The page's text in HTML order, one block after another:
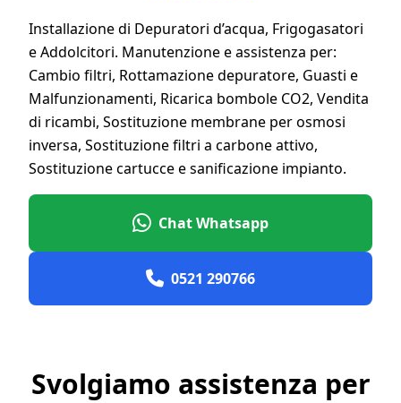
Installazione di Depuratori d’acqua, Frigogasatori
e Addolcitori. Manutenzione e assistenza per:
Cambio filtri, Rottamazione depuratore, Guasti e
Malfunzionamenti, Ricarica bombole CO2, Vendita
di ricambi, Sostituzione membrane per osmosi
inversa, Sostituzione filtri a carbone attivo,
Sostituzione cartucce e sanificazione impianto.
Chat Whatsapp
0521 290766
Svolgiamo assistenza per